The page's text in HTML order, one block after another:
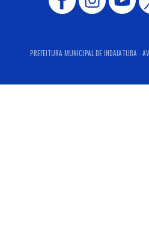
PREFEITURA MUNICIPAL DE INDAIATUBA -